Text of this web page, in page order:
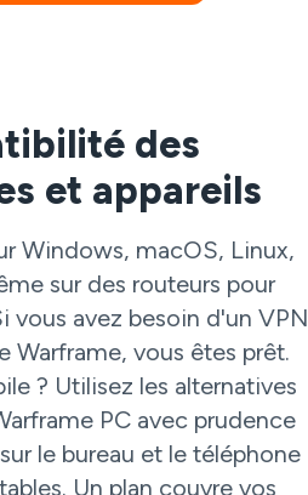
des
et appareils
Windows, macOS, Linux,
sur des routeurs pour
vous avez besoin d'un VPN
Warframe, vous êtes prêt.
? Utilisez les alternatives
PC avec prudence
le bureau et le téléphone
Un plan couvre vos